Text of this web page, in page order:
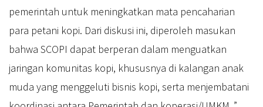
pemerintah untuk meningkatkan mata pencaharian
para petani kopi. Dari diskusi ini, diperoleh masukan
bahwa SCOPI dapat berperan dalam menguatkan
jaringan komunitas kopi, khususnya di kalangan anak
muda yang menggeluti bisnis kopi, serta menjembatani